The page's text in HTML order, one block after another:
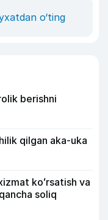
o‘ting
berishni
qilgan aka-uka
koʻrsatish va
soliq